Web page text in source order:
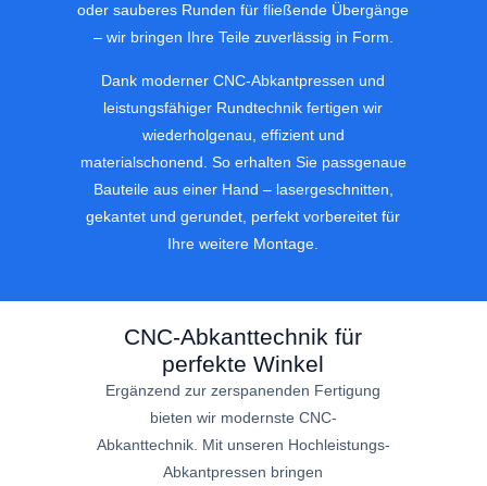
oder sauberes Runden für fließende Übergänge
– wir bringen Ihre Teile zuverlässig in Form.
Dank moderner CNC-Abkantpressen und
leistungsfähiger Rundtechnik fertigen wir
wiederholgenau, effizient und
materialschonend. So erhalten Sie passgenaue
Bauteile aus einer Hand – lasergeschnitten,
gekantet und gerundet, perfekt vorbereitet für
Ihre weitere Montage.
CNC-Abkanttechnik für
perfekte Winkel
Ergänzend zur zerspanenden Fertigung
bieten wir modernste CNC-
Abkanttechnik. Mit unseren Hochleistungs-
Abkantpressen bringen